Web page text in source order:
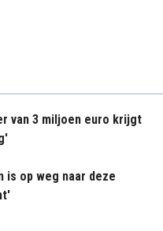
van 3 miljoen euro krijgt
is op weg naar deze